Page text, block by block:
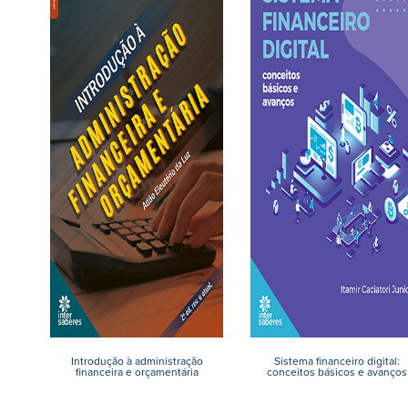
Introdução à administração
financeira e orçamentária
Sistema financeiro digital:
conceitos básicos e avanços